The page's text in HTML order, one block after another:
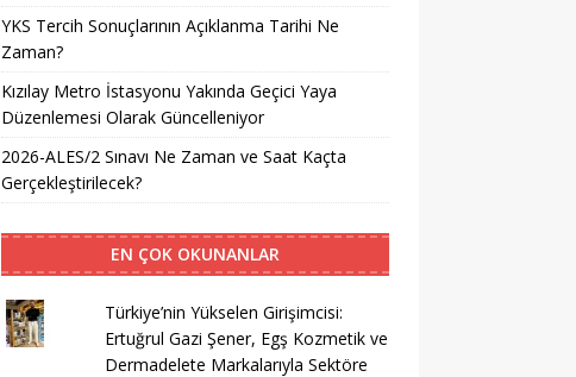
YKS Tercih Sonuçlarının Açıklanma Tarihi Ne
Zaman?
Kızılay Metro İstasyonu Yakında Geçici Yaya
Düzenlemesi Olarak Güncelleniyor
2026-ALES/2 Sınavı Ne Zaman ve Saat Kaçta
Gerçekleştirilecek?
EN ÇOK OKUNANLAR
Türkiye’nin Yükselen Girişimcisi:
Ertuğrul Gazi Şener, Egş Kozmetik ve
Dermadelete Markalarıyla Sektöre